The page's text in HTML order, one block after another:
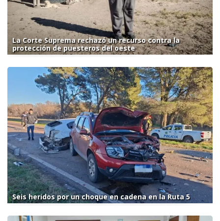
La Corte Suprema rechazó un recurso contra la
protección de puesteros del oeste
Seis heridos por un choque en cadena en la Ruta 5